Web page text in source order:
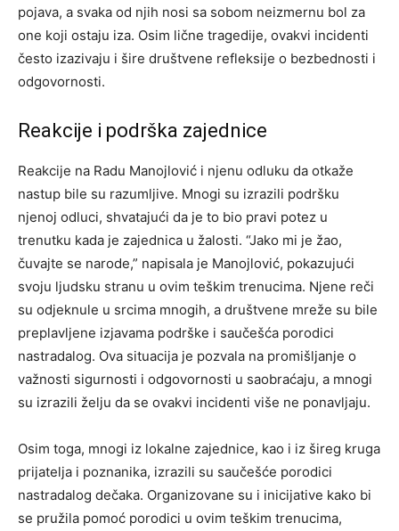
pojava, a svaka od njih nosi sa sobom neizmernu bol za
one koji ostaju iza. Osim lične tragedije, ovakvi incidenti
često izazivaju i šire društvene refleksije o bezbednosti i
odgovornosti.
Reakcije i podrška zajednice
Reakcije na Radu Manojlović i njenu odluku da otkaže
nastup bile su razumljive. Mnogi su izrazili podršku
njenoj odluci, shvatajući da je to bio pravi potez u
trenutku kada je zajednica u žalosti. “Jako mi je žao,
čuvajte se narode,” napisala je Manojlović, pokazujući
svoju ljudsku stranu u ovim teškim trenucima. Njene reči
su odjeknule u srcima mnogih, a društvene mreže su bile
preplavljene izjavama podrške i saučešća porodici
nastradalog. Ova situacija je pozvala na promišljanje o
važnosti sigurnosti i odgovornosti u saobraćaju, a mnogi
su izrazili želju da se ovakvi incidenti više ne ponavljaju.
Osim toga, mnogi iz lokalne zajednice, kao i iz šireg kruga
prijatelja i poznanika, izrazili su saučešće porodici
nastradalog dečaka. Organizovane su i inicijative kako bi
se pružila pomoć porodici u ovim teškim trenucima,